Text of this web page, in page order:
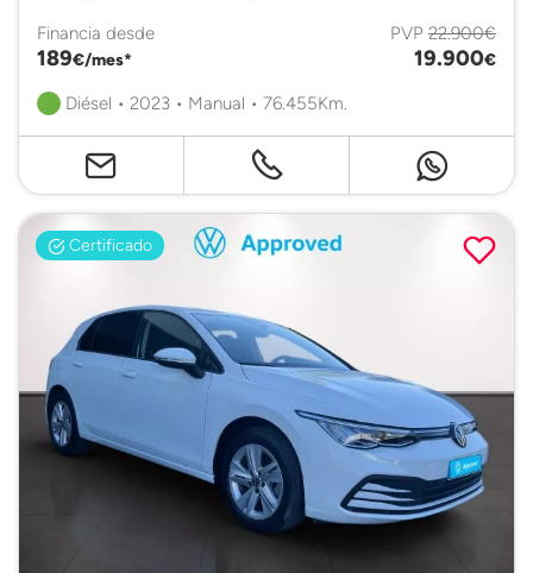
Financia desde
189€/mes*
PVP 22.900€
19.900€
Diésel • 2023 • Manual • 76.455Km.
Certificado